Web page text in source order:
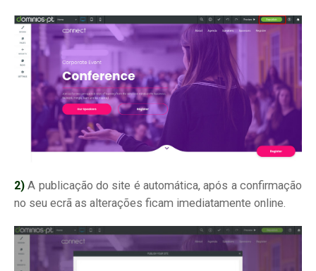
2) A publicação do site é automática, após a confirmação
no seu ecrã as alterações ficam imediatamente online.